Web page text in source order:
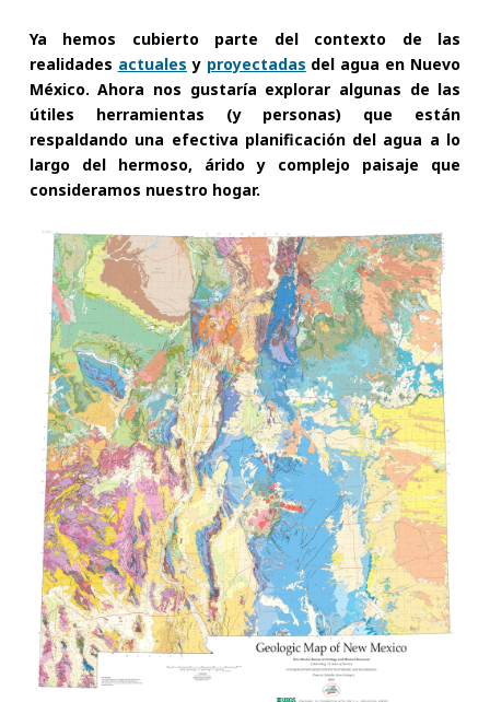
Ya hemos cubierto parte del contexto de las
realidades actuales y proyectadas del agua en Nuevo
México. Ahora nos gustaría explorar algunas de las
útiles herramientas (y personas) que están
respaldando una efectiva planificación del agua a lo
largo del hermoso, árido y complejo paisaje que
consideramos nuestro hogar.